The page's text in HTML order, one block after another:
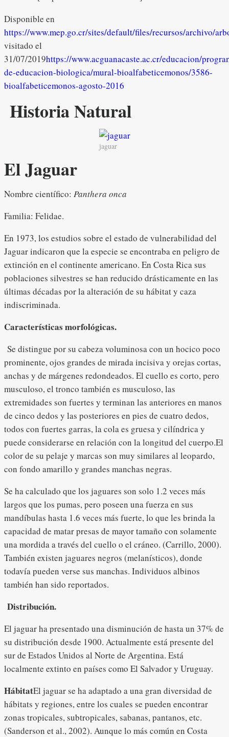
Disponible en
https://www.mep.go.cr/sites/default/files/recursos/archivo/
visitado el
31/07/2019https://www.acguanacaste.ac.cr/educacion/
de-educacion-biologica/mural-bioalfabeticemonos/3586-
bioalfabeticemonos-agosto-2016
Historia Natural
jaguar
El Jaguar
Nombre científico: Panthera onca
Familia: Felidae.
En 1973, los estudios sobre el estado de vulnerabilidad del
Jaguar indicaron que la especie se encontraba en peligro de
extinción en el continente americano. En Costa Rica sus
poblaciones silvestres se han reducido drásticamente en las
últimas décadas por la alteración de su hábitat y caza
indiscriminada.
Características morfológicas.
Se distingue por su cabeza voluminosa con un hocico poco
prominente, ojos grandes de mirada incisiva y orejas cortas,
anchas y de márgenes redondeados. El cuello es corto, pero
musculoso, el tronco también es musculoso, las
extremidades son fuertes y terminan las anteriores en manos
de cinco dedos y las posteriores en pies de cuatro dedos,
todos con fuertes garras, la cola es gruesa y cilíndrica y
puede considerarse en relación con la longitud del cuerpo.El
color de su pelaje y marcas son muy similares al leopardo,
con fondo amarillo y grandes manchas negras.
Se ha calculado que los jaguares son solo 1.2 veces más
largos que los pumas, pero poseen una fuerza en sus
mandíbulas hasta 1.6 veces más fuerte, lo que les brinda la
capacidad de matar presas de mayor tamaño con solamente
una mordida a través del cuello o el cráneo. (Carrillo, 2000).
También existen jaguares negros (melanísticos), donde
todavía pueden verse sus manchas. Individuos albinos
también han sido reportados.
Distribución.
El jaguar ha presentado una disminución de hasta un 37% de
su distribución desde 1900. Actualmente está presente del
sur de Estados Unidos al Norte de Argentina. Está
localmente extinto en países como El Salvador y Uruguay.
HábitatEl jaguar se ha adaptado a una gran diversidad de
hábitats y regiones, entre los cuales se pueden encontrar
zonas tropicales, subtropicales, sabanas, pantanos, etc.
(Sanderson et al., 2002). Aunque lo más común en Costa